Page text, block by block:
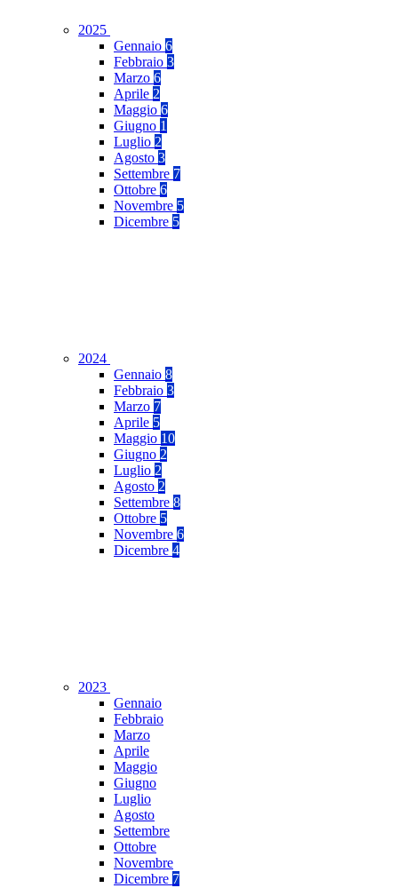
2025
Gennaio 6
Febbraio 3
Marzo 6
Aprile 2
Maggio 6
Giugno 1
Luglio 2
Agosto 3
Settembre 7
Ottobre 6
Novembre 5
Dicembre 5
2024
Gennaio 8
Febbraio 3
Marzo 7
Aprile 5
Maggio 10
Giugno 2
Luglio 2
Agosto 2
Settembre 8
Ottobre 5
Novembre 6
Dicembre 4
2023
Gennaio
Febbraio
Marzo
Aprile
Maggio
Giugno
Luglio
Agosto
Settembre
Ottobre
Novembre
Dicembre 7